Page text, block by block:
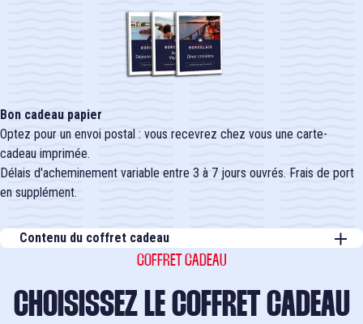
Bon cadeau papier
Optez pour un envoi postal : vous recevrez chez vous une carte-
cadeau imprimée.
Délais d'acheminement variable entre 3 à 7 jours ouvrés. Frais de port
en supplément.
Contenu du coffret cadeau
EXPÉRIENCES BISTRONOMIQUES
BATEAU RESTAURANT SICAMBRE
COFFRET CADEAU
CHOISISSEZ LE COFFRET CADEAU